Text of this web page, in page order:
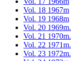
Vol. 18 1967m
Vol. 19 1968m
Vol. 20 1969m.
Vol. 21 1970m.
Vol. 22 1971m.
Vol. 23 1972m.